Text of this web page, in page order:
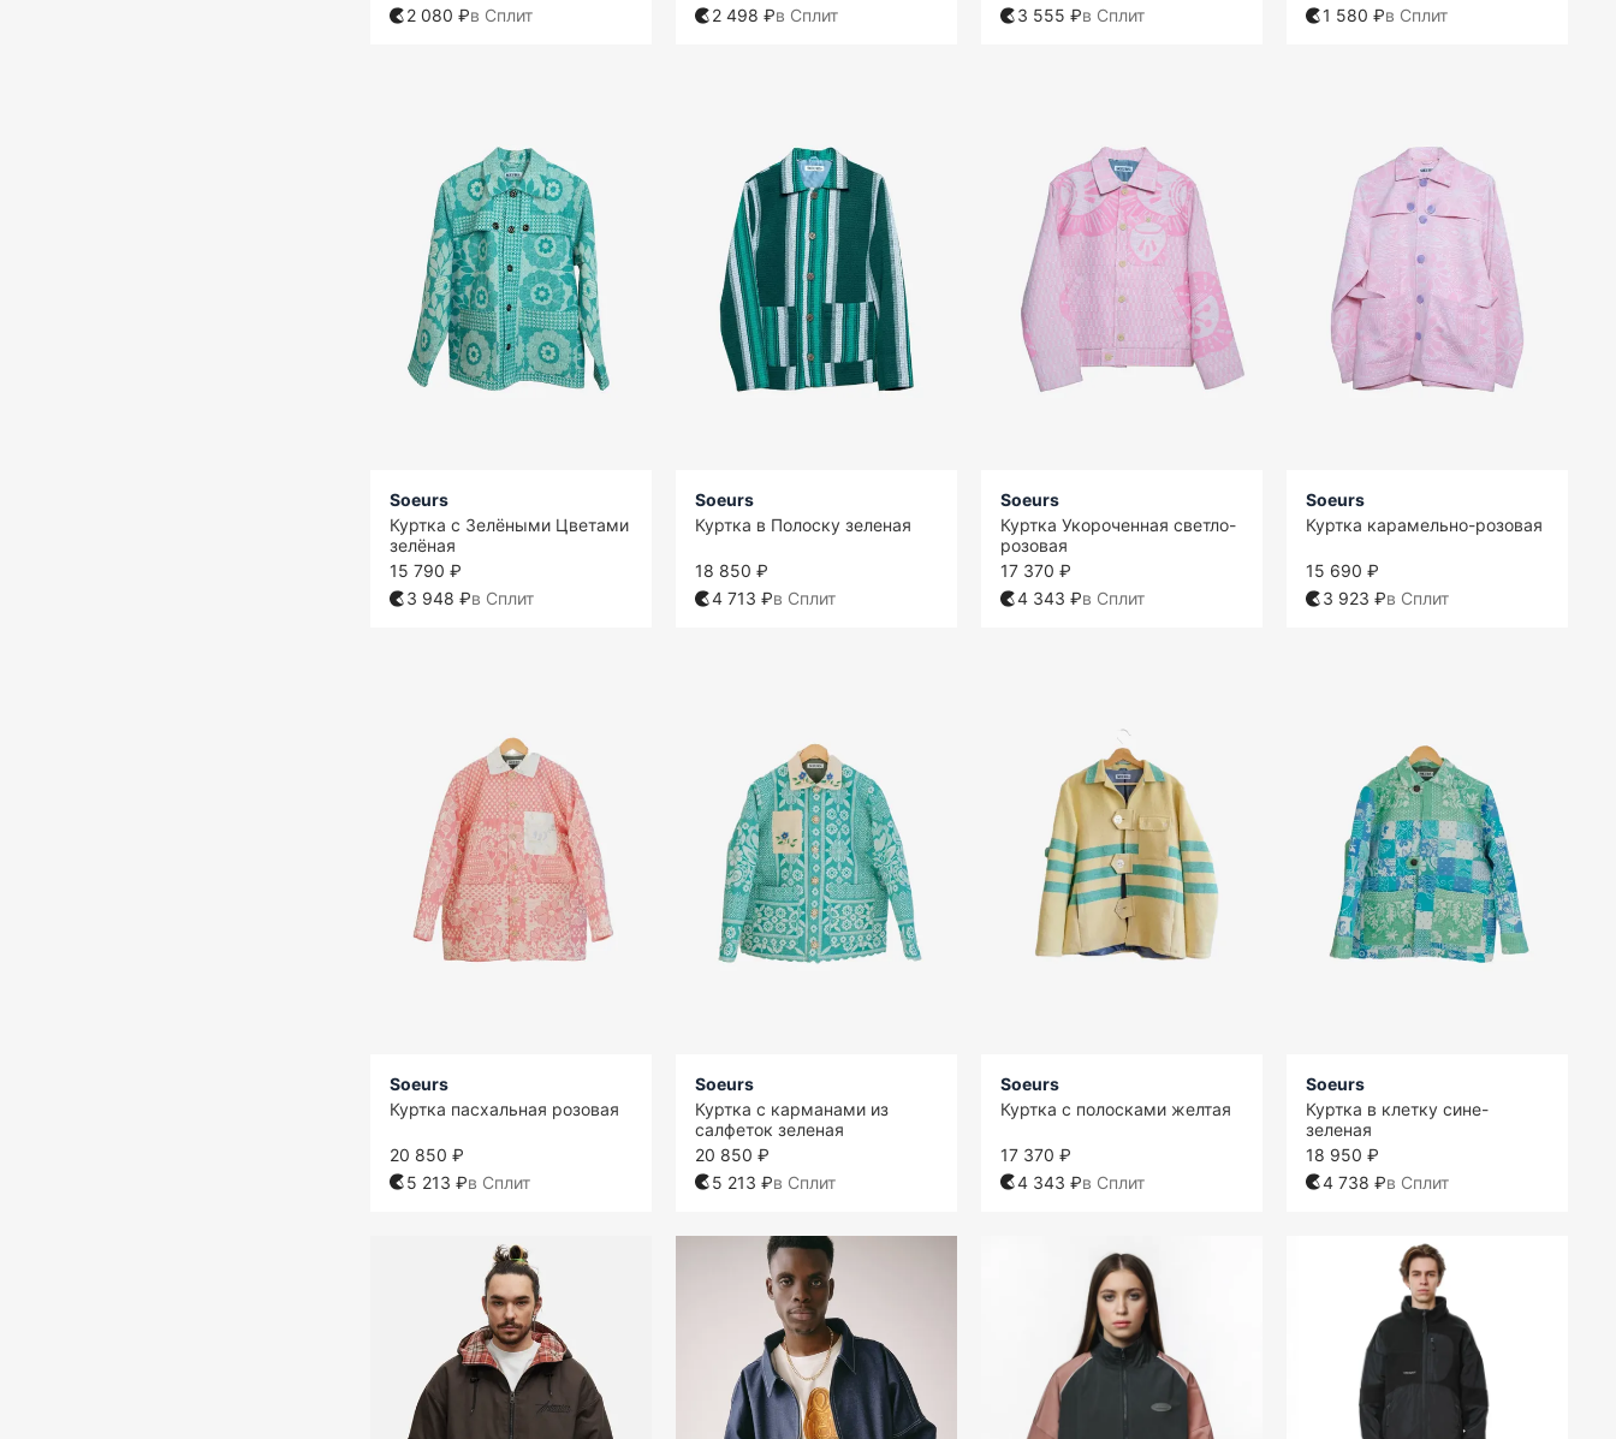
2 080 ₽в Сплит
2 498 ₽в Сплит
3 555 ₽в Сплит
1 580 ₽в Сплит
Soeurs
Куртка с Зелёными Цветами
зелёная
15 790 ₽
3 948 ₽в Сплит
Soeurs
Куртка в Полоску зеленая
18 850 ₽
4 713 ₽в Сплит
Soeurs
Куртка Укороченная светло-
розовая
17 370 ₽
4 343 ₽в Сплит
Soeurs
Куртка карамельно-розовая
15 690 ₽
3 923 ₽в Сплит
Soeurs
Куртка пасхальная розовая
20 850 ₽
5 213 ₽в Сплит
Soeurs
Куртка с карманами из
салфеток зеленая
20 850 ₽
5 213 ₽в Сплит
Soeurs
Куртка с полосками желтая
17 370 ₽
4 343 ₽в Сплит
Soeurs
Куртка в клетку сине-
зеленая
18 950 ₽
4 738 ₽в Сплит